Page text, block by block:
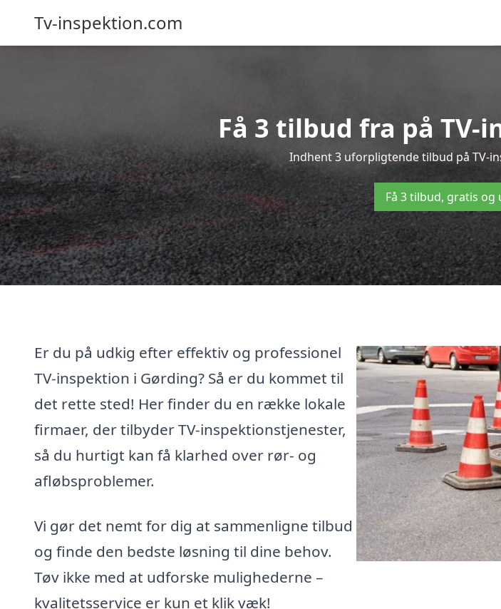
Tv-inspektion.com
Få 3 tilbud fra på TV-
Indhent 3 uforpligtende tilbud på TV-
Få 3 tilbud, gratis
Er du på udkig efter effektiv og professionel
TV-inspektion i Gørding? Så er du kommet til
det rette sted! Her finder du en række lokale
firmaer, der tilbyder TV-inspektionstjenester,
så du hurtigt kan få klarhed over rør- og
afløbsproblemer.
Vi gør det nemt for dig at sammenligne tilbud
og finde den bedste løsning til dine behov.
Tøv ikke med at udforske mulighederne –
kvalitetsservice er kun et klik væk!